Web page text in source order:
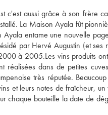
c'est aussi grâce à son frère
La Maison Ayala fût
entame une nouvelle
par Hervé Augustin (et
à 2005.Les vins produits
dans de petites
très réputée.
et leurs notes de fraîcheur,
chaque bouteille la date de